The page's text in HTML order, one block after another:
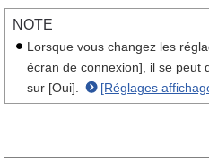
NOTE
Lorsque vous changez les
écran de connexion], il se peut
sur [Oui].
[Réglages